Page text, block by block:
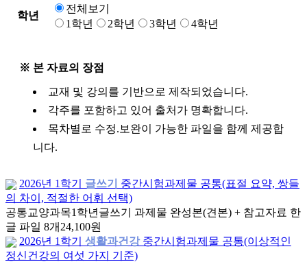
학년
전체보기
1학년
2학년 3학년 4학년
※ 본 자료의 장점
교재 및 강의를 기반으로 제작되었습니다.
각주를 포함하고 있어 출처가 명확합니다.
목차별로 수정.보완이 가능한 파일을 함께 제공합
니다.
2026년 1학기 글쓰기 중간시험과제물 공통(표절 요약, 쌍들
의 차이, 적절한 어휘 선택)
공통교양과목1학년 글쓰기 과제물 완성본(견본) + 참고자료 한
글 파일 8개 24,100원
2026년 1학기
생활과건강 중간시험과제물 공통(이상적인
정신건강의 여섯 가지 기준)